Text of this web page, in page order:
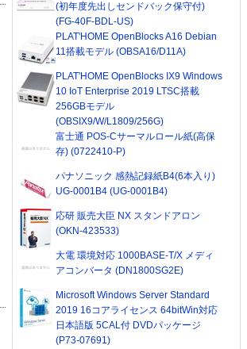
(初年度先出しセンドバック保守付)
(FG-40F-BDL-US)
PLAT'HOME OpenBlocks A16 Debian
11搭載モデル (OBSA16/D11A)
PLAT'HOME OpenBlocks IX9 Windows
10 IoT Enterprise 2019 LTSC搭載
256GBモデル
(OBSIX9/W/L1809/256G)
富士通 POS-Cサーマルロール紙(高保
存) (0722410-P)
パナソニック 感熱記録紙B4(6本入り)
UG-0001B4 (UG-0001B4)
応研 販売大臣 NX スタンドアロン
(OKN-423533)
大電 環境対応 1000BASE-T/X メディ
アコンバータ (DN1800SG2E)
Microsoft Windows Server Standard
2019 16コアライセンス 64bitWin対応
日本語版 5CAL付 DVDパッケージ
(P73-07691)